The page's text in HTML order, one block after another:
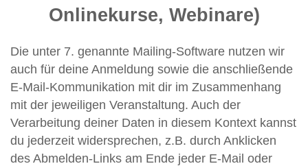
Onlinekurse, Webinare)
Die unter 7. genannte Mailing-Software nutzen wir
auch für deine Anmeldung sowie die anschließende
E-Mail-Kommunikation mit dir im Zusammenhang
mit der jeweiligen Veranstaltung. Auch der
Verarbeitung deiner Daten in diesem Kontext kannst
du jederzeit widersprechen, z.B. durch Anklicken
des Abmelden-Links am Ende jeder E-Mail oder